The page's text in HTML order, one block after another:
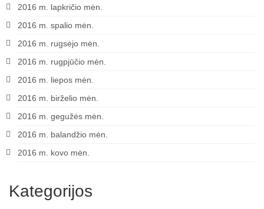
2016 m. lapkričio mėn.
2016 m. spalio mėn.
2016 m. rugsėjo mėn.
2016 m. rugpjūčio mėn.
2016 m. liepos mėn.
2016 m. birželio mėn.
2016 m. gegužės mėn.
2016 m. balandžio mėn.
2016 m. kovo mėn.
Kategorijos